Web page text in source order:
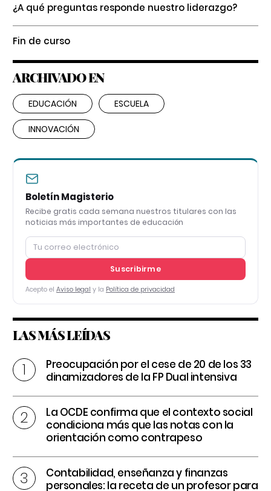
¿A qué preguntas responde nuestro liderazgo?
Fin de curso
ARCHIVADO EN
EDUCACIÓN ESCUELA
INNOVACIÓN
Boletín Magisterio
Recibe gratis cada semana nuestros titulares con las
noticias más importantes de educación
Suscribirme
Acepto el Aviso legal y la Política de privacidad
LAS MÁS LEÍDAS
Preocupación por el cese de 20 de los 33
dinamizadores de la FP Dual intensiva
La OCDE confirma que el contexto social
condiciona más que las notas con la
orientación como contrapeso
Contabilidad, enseñanza y finanzas
personales: la receta de un profesor para